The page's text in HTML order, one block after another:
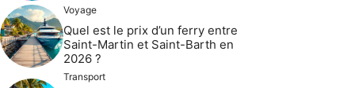
Voyage
Quel est le prix d’un ferry entre
Saint-Martin et Saint-Barth en
2026 ?
Transport